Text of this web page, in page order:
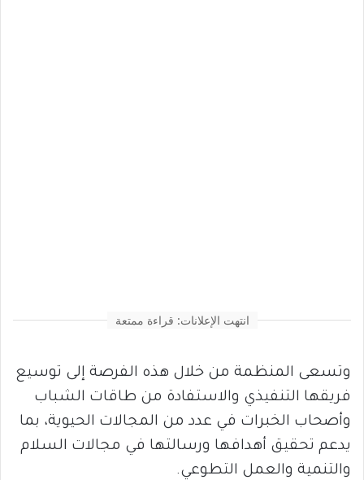
انتهت الإعلانات: قراءة ممتعة
وتسعى المنظمة من خلال هذه الفرصة إلى توسيع
فريقها التنفيذي والاستفادة من طاقات الشباب
وأصحاب الخبرات في عدد من المجالات الحيوية، بما
يدعم تحقيق أهدافها ورسالتها في مجالات السلام
والتنمية والعمل التطوعي.